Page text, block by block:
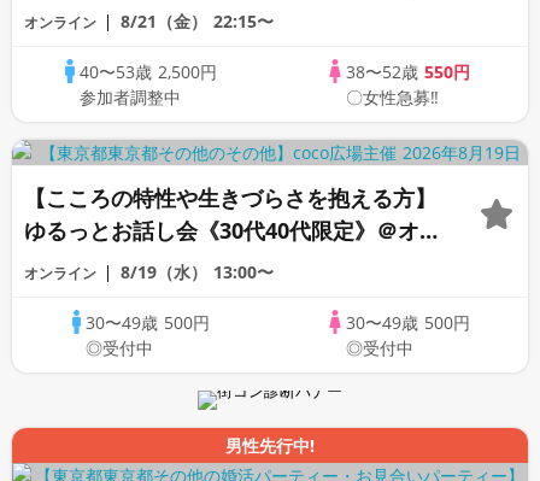
ちで乾杯しませんか♪♪ ☆全国の方が対象
PARTY!!
オンライン 8/21（金） 22:15〜
40〜53歳 2,500円
参加者調整中
38〜52歳 550円
〇女性急募‼
【こころの特性や生きづらさを抱える方】
ゆるっとお話し会《30代40代限定》＠オン
ライン
オンライン 8/19（水） 13:00〜
30〜49歳 500円
◎受付中
30〜49歳 500円
◎受付中
男性先行中!